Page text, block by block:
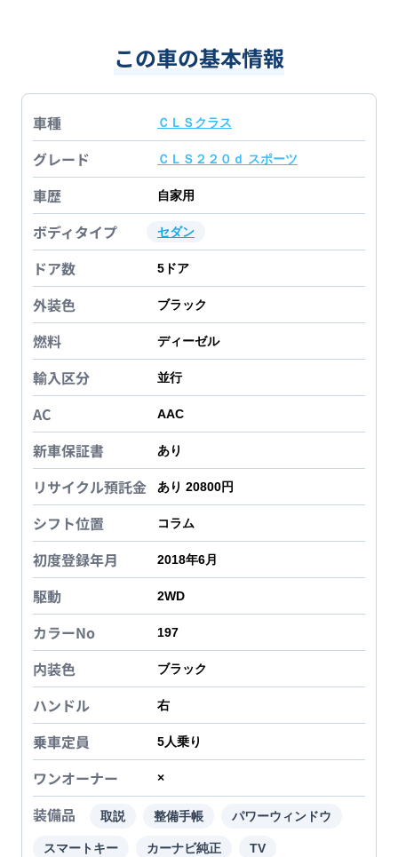
この車の基本情報
車種 ＣＬＳクラス
グレード ＣＬＳ２２０ｄ スポーツ
車歴 自家用
ボディタイプ セダン
ドア数 5 ドア
外装色 ブラック
燃料 ディーゼル
輸入区分 並行
AC AAC
新車保証書 あり
リサイクル預託金 あり 20800円
シフト位置 コラム
初度登録年月 2018年6月
駆動 2WD
カラーNo 197
内装色 ブラック
ハンドル 右
乗車定員 5人乗り
ワンオーナー ×
装備品 取説 整備手帳 パワーウィンドウ
スマートキー カーナビ純正 TV